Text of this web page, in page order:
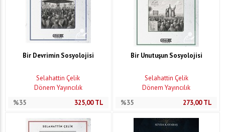
Bir Devrimin Sosyolojisi
Selahattin Çelik
Dönem Yayıncılık
%35
325,00TL
Bir Unutuşun Sosyolojisi
Selahattin Çelik
Dönem Yayıncılık
%35
273,00TL